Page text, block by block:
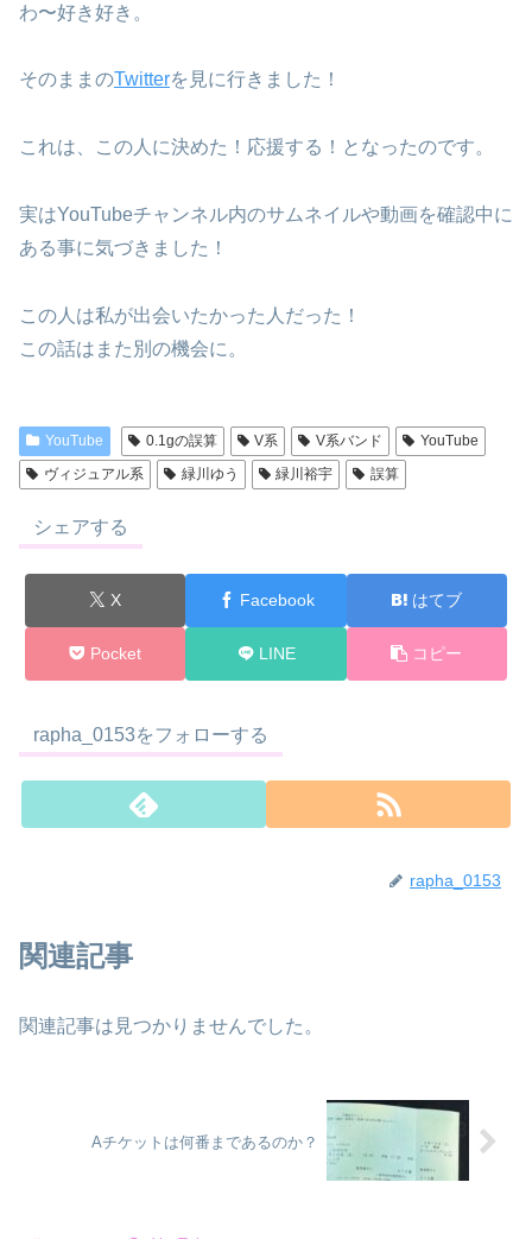
わ〜好き好き。
そのままのTwitterを見に行きました！
これは、この人に決めた！応援する！となったのです。
実はYouTubeチャンネル内のサムネイルや動画を確認中に
ある事に気づきました！
この人は私が出会いたかった人だった！
この話はまた別の機会に。
YouTube 0.1gの誤算 V系 V系バンド
YouTube
ヴィジュアル系
緑川ゆう 緑川裕宇 誤算
シェアする
X Facebook はてブ
Pocket LINE コピー
rapha_0153をフォローする
rapha_0153
関連記事
関連記事は見つかりませんでした。
Aチケットは何番まであるのか？